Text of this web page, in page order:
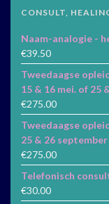
CONSULT,
Naam-analogie -
€39.50
Tweedaagse
15 & 16 mei. of 25
€275.00
Tweedaagse
25 & 26
€275.00
Telefonisch
€30.00